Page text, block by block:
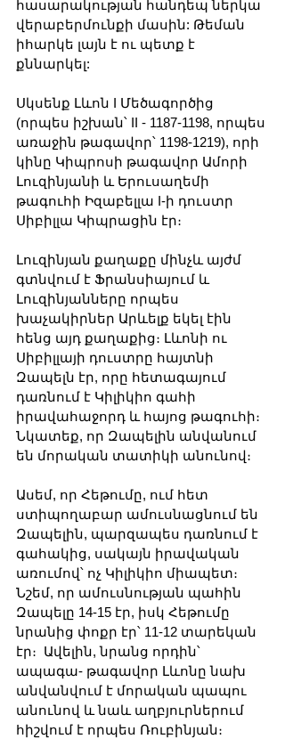
հասարակության հանդեպ ներկա
վերաբերմունքի մասին: Թեման
իհարկե լայն է ու պետք է
քննարկել:
Սկսենք Լևոն I Մեծագործից
(որպես իշխան՝ II - 1187-1198, որպես
առաջին թագավոր՝ 1198-1219), որի
կինը Կիպրոսի թագավոր Ամորի
Լուզինյանի և Երուսաղեմի
թագուհի Իզաբելլա I-ի դուստր
Սիբիլլա Կիպրացին էր։
Լուզինյան քաղաքը մինչև այժմ
գտնվում է Ֆրանսիայում և
Լուզինյանները որպես
խաչակիրներ Արևելք եկել էին
հենց այդ քաղաքից։ Լևոնի ու
Սիբիլլայի դուստրը հայտնի
Զապելն էր, որը հետագայում
դառնում է Կիլիկիո գահի
իրավահաջորդ և հայոց թագուհի։
Նկատեք, որ Զապելին անվանում
են մորական տատիկի անունով։
Ասեմ, որ Հեթումը, ում հետ
ստիպողաբար ամուսնացնում են
Զապելին, պարզապես դառնում է
գահակից, սակայն իրավական
առումով՝ ոչ Կիլիկիո միապետ։
Նշեմ, որ ամուսնության պահին
Զապելը 14-15 էր, իսկ Հեթումը
նրանից փոքր էր՝ 11-12 տարեկան
էր։  Ավելին, նրանց որդին՝
ապագա- թագավոր Լևոնը նախ
անվանվում է մորական պապու
անունով և նաև աղբյուրներում
հիշվում է որպես Ռուբինյան։